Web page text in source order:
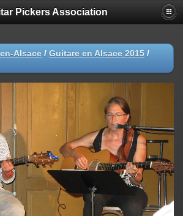
Pickers Association
Alsace / Guitare en Alsace 2015 /